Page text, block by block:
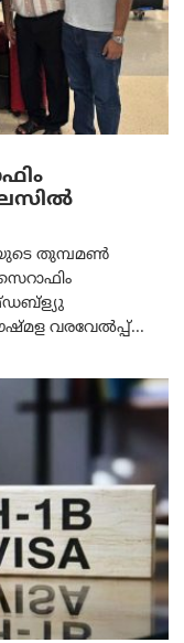
തുമ്പമൺ
വരവേൽപ്പ്...